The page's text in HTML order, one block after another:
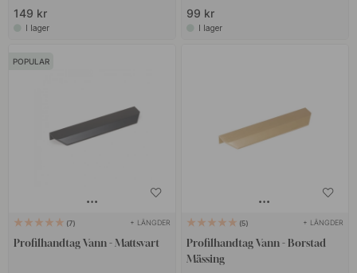
149 kr
I lager
99 kr
I lager
POPULAR
7 + LÄNGDER
Profilhandtag Vann - Mattsvart
5 + LÄNGDER
Profilhandtag Vann - Borstad
Mässing